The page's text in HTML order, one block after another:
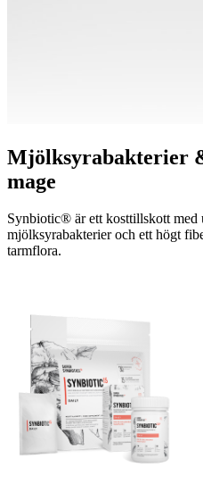
Mjölksyrabakterier
mage
Synbiotic® är ett kosttillskott med
mjölksyrabakterier och ett högt
tarmflora.